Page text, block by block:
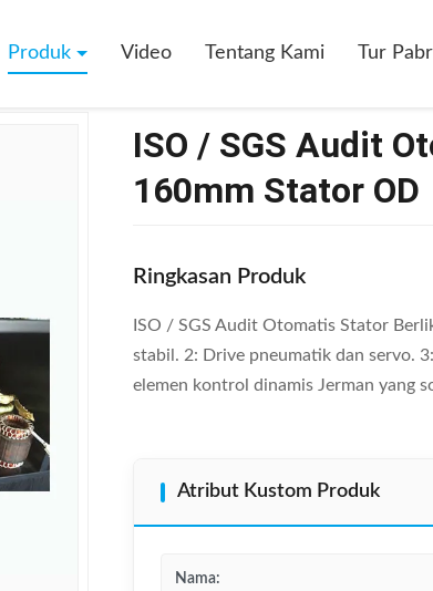
Produk Video Tentang Kami Tur
ISO / SGS Audit
160mm Stator OD
Ringkasan Produk
ISO / SGS Audit Otomatis Stator
stabil. 2: Drive pneumatik dan servo.
elemen kontrol dinamis Jerman yang
Atribut Kustom Produk
Nama: